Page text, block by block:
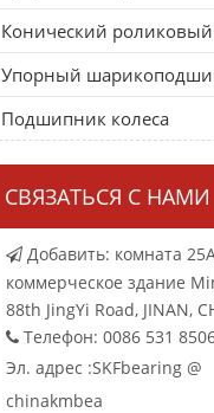
Упорный
Подшипник колеса
СВЯЗАТЬСЯ С НАМИ
 Добавить: комната
коммерческое здание
88th JingYi Road, JINAN,
 Телефон: 0086 531
Эл. адрес :SKFbearing @
chinakmbea